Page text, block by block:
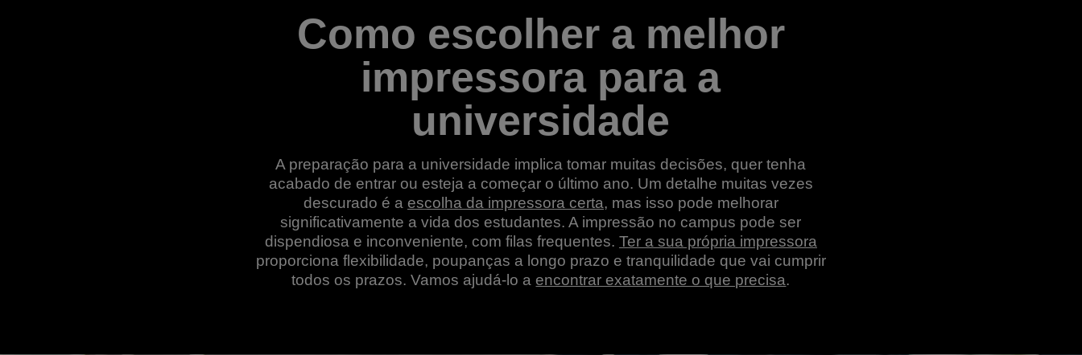
Como escolher a melhor
impressora para a
universidade
A preparação para a universidade implica tomar muitas decisões, quer tenha
acabado de entrar ou esteja a começar o último ano. Um detalhe muitas vezes
descurado é a escolha da impressora certa, mas isso pode melhorar
significativamente a vida dos estudantes. A impressão no campus pode ser
dispendiosa e inconveniente, com filas frequentes. Ter a sua própria impressora
proporciona flexibilidade, poupanças a longo prazo e tranquilidade que vai cumprir
todos os prazos. Vamos ajudá-lo a encontrar exatamente o que precisa.